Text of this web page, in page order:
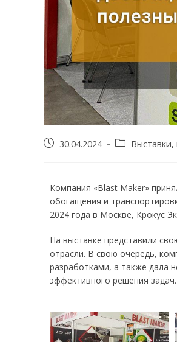
30.04.2024
Компания «Blast Maker»
обогащения и
2024 года в Москве, Крокус
На выставке представили
отрасли. В свою очередь,
разработками, а также дала
эффективного решения задач.